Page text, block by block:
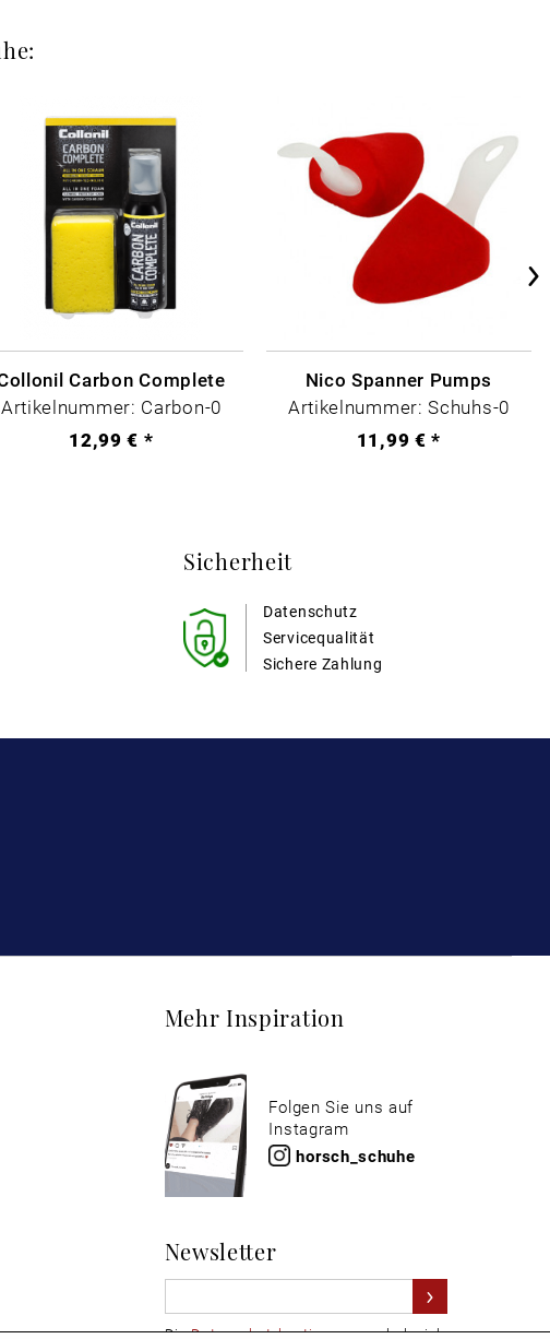
Carbon Complete
Artikelnummer: Carbon-0
12,99 € *
Nico Spanner Pumps
Artikelnummer: Schuhs-0
11,99 € *
Sicherheit
Datenschutz
Sichere Zahlung
Servicequalität
Mehr Inspiration
Folgen Sie uns auf
Instagram
horsch_schuhe
Newsletter
DieDatenschutzbestimmungenhabe ich